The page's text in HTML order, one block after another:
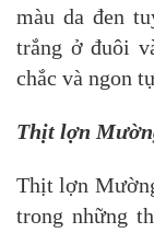
màu da đen
trắng ở đuôi
chắc và ngon
Thịt lợn
Thịt lợn
trong những